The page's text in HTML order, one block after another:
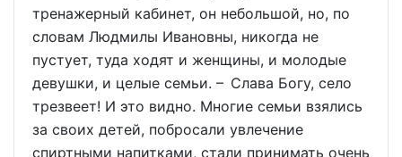
тренажерный кабинет, он небольшой, но, по
словам Людмилы Ивановны, никогда не
пустует, туда ходят и женщины, и молодые
девушки, и целые семьи. – Слава Богу, село
трезвеет! И это видно. Многие семьи взялись
за своих детей, побросали увлечение
спиртными напитками, стали принимать очень